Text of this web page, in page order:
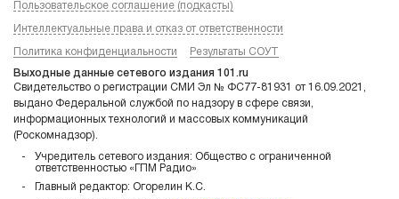
Пользовательское соглашение (подкасты)
Интеллектуальные права и отказ от ответственности
Политика конфиденциальности Результаты СОУТ
Выходные данные сетевого издания 101.ru
Свидетельство о регистрации СМИ Эл № ФС77-81931 от 16.09.2021,
выдано Федеральной службой по надзору в сфере связи,
информационных технологий и массовых коммуникаций
(Роскомнадзор).
Учредитель сетевого издания: Общество с ограниченной
ответственностью «ГПМ Радио»
Главный редактор: Огорелин К.С.